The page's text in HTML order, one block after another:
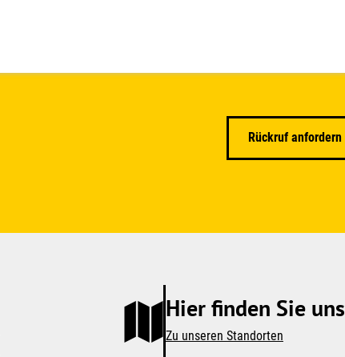
Rückruf anfordern
Hier finden Sie uns
Zu unseren Standorten